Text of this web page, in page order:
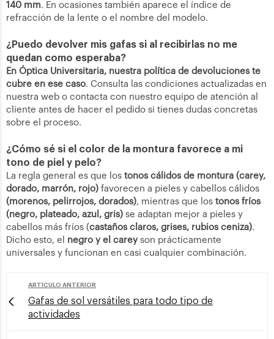
140 mm. En ocasiones también aparece el índice de
refracción de la lente o el nombre del modelo.
¿Puedo devolver mis gafas si al recibirlas no me
quedan como esperaba?
En Óptica Universitaria, nuestra política de devoluciones te
cubre en ese caso. Consulta las condiciones actualizadas en
nuestra web o contacta con nuestro equipo de atención al
cliente antes de hacer el pedido si tienes dudas concretas
sobre el proceso.
¿Cómo sé si el color de la montura favorece a mi
tono de piel y pelo?
La regla general es que los tonos cálidos de montura (carey,
dorado, marrón, rojo) favorecen a pieles y cabellos cálidos
(morenos, pelirrojos, dorados), mientras que los tonos fríos
(negro, plateado, azul, gris) se adaptan mejor a pieles y
cabellos más fríos (castaños claros, grises, rubios ceniza).
Dicho esto, el negro y el carey son prácticamente
universales y funcionan en casi cualquier combinación.
ARTÍCULO ANTERIOR
Gafas de sol versátiles para todo tipo de
actividades